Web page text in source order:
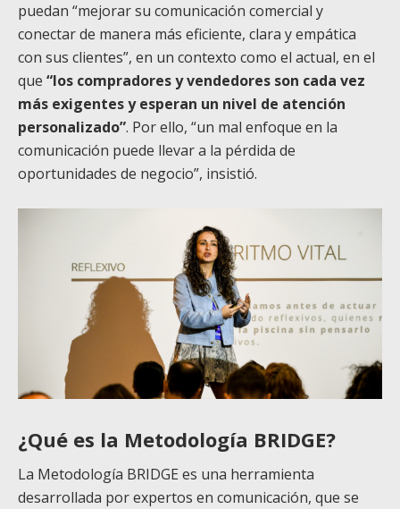
puedan “mejorar su comunicación comercial y
conectar de manera más eficiente, clara y empática
con sus clientes”, en un contexto como el actual, en el
que “los compradores y vendedores son cada vez
más exigentes y esperan un nivel de atención
personalizado”. Por ello, “un mal enfoque en la
comunicación puede llevar a la pérdida de
oportunidades de negocio”, insistió.
¿Qué es la Metodología BRIDGE?
La Metodología BRIDGE es una herramienta
desarrollada por expertos en comunicación, que se